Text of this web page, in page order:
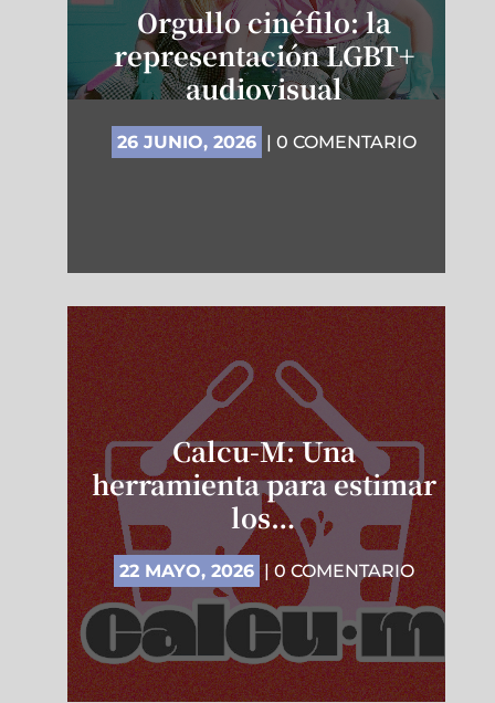
Orgullo cinéfilo: la
representación LGBT+
audiovisual
26 JUNIO, 2026 | 0 COMENTARIO
Calcu-M: Una
herramienta para estimar
los…
22 MAYO, 2026 | 0 COMENTARIO